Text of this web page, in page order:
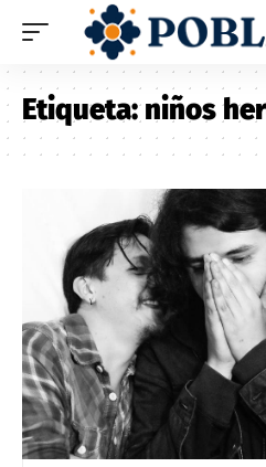
Etiqueta:niños